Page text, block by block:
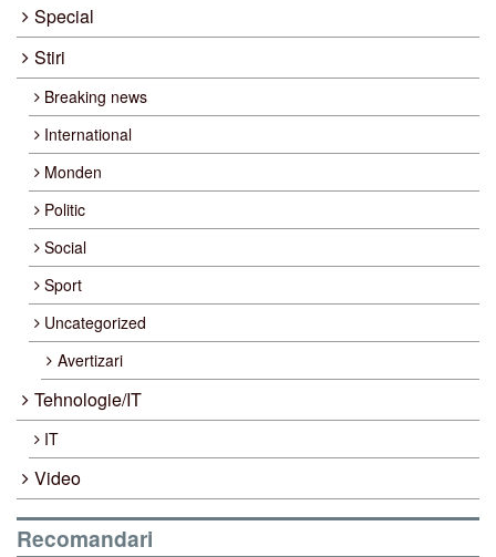
Special
Stiri
Breaking news
International
Monden
Politic
Social
Sport
Uncategorized
Avertizari
Tehnologie/IT
IT
Video
Recomandari